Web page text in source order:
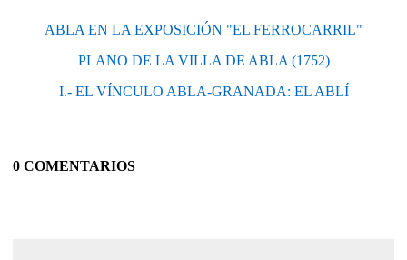
ABLA EN LA EXPOSICIÓN "EL FERROCARRIL"
PLANO DE LA VILLA DE ABLA (1752)
I.- EL VÍNCULO ABLA-GRANADA: EL ABLÍ
0 COMENTARIOS